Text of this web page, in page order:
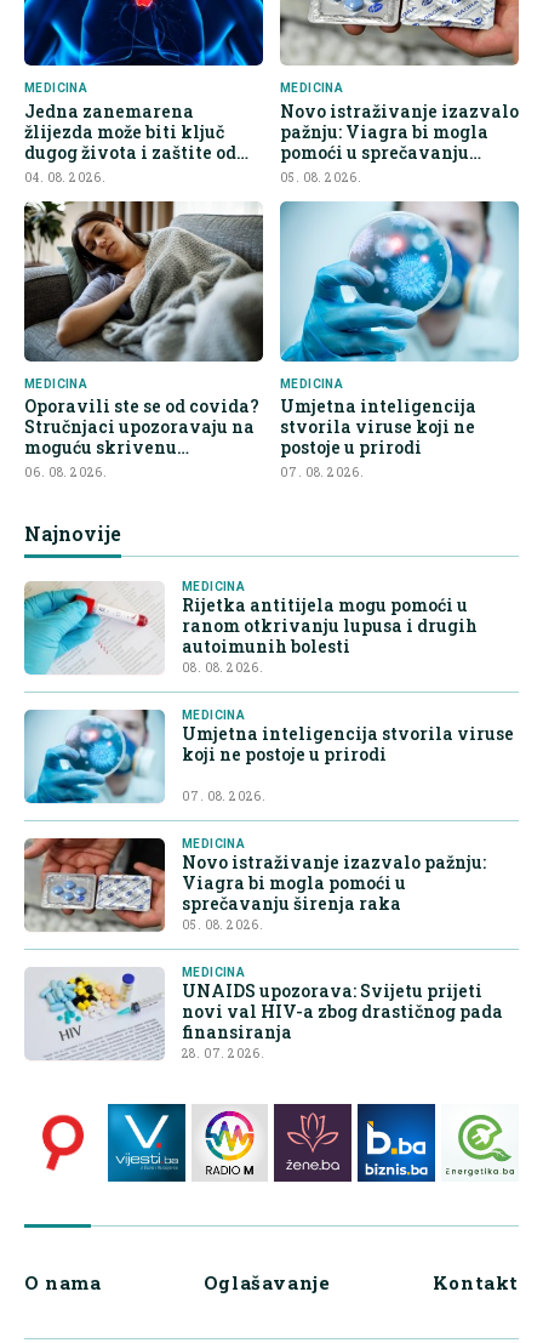
MEDICINA
Jedna zanemarena
žlijezda može biti ključ
dugog života i zaštite od
raka
04. 08. 2026.
MEDICINA
Novo istraživanje izazvalo
pažnju: Viagra bi mogla
pomoći u sprečavanju
širenja raka
05. 08. 2026.
MEDICINA
Oporavili ste se od covida?
Stručnjaci upozoravaju na
moguću skrivenu
posljedicu
06. 08. 2026.
MEDICINA
Umjetna inteligencija
stvorila viruse koji ne
postoje u prirodi
07. 08. 2026.
Najnovije
MEDICINA
Rijetka antitijela mogu pomoći u
ranom otkrivanju lupusa i drugih
autoimunih bolesti
08. 08. 2026.
MEDICINA
Umjetna inteligencija stvorila viruse
koji ne postoje u prirodi
07. 08. 2026.
MEDICINA
Novo istraživanje izazvalo pažnju:
Viagra bi mogla pomoći u
sprečavanju širenja raka
05. 08. 2026.
MEDICINA
UNAIDS upozorava: Svijetu prijeti
novi val HIV-a zbog drastičnog pada
finansiranja
28. 07. 2026.
O nama Oglašavanje Kontakt